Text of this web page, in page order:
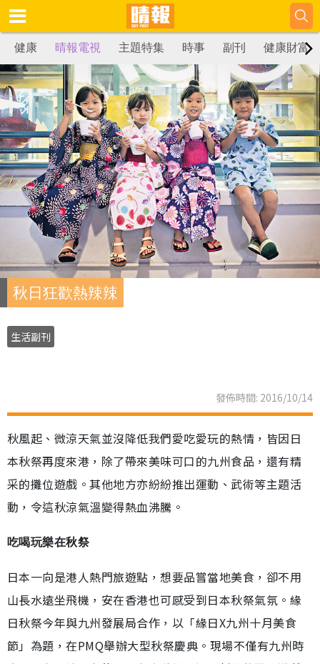
健康 晴報電視 主題特集 時事 副刊 健康財富
秋日狂歡熱辣辣
生活副刊
發佈時間: 2016/10/14
秋風起、微涼天氣並沒降低我們愛吃愛玩的熱情，皆因日
本秋祭再度來港，除了帶來美味可口的九州食品，還有精
采的攤位遊戲。其他地方亦紛紛推出運動、武術等主題活
動，令這秋涼氣溫變得熱血沸騰。
吃喝玩樂在秋祭
日本一向是港人熱門旅遊點，想要品嘗當地美食，卻不用
山長水遠坐飛機，安在香港也可感受到日本秋祭氣氛。緣
日秋祭今年與九州發展局合作，以「緣日X九州十月美食
節」為題，在PMQ舉辦大型秋祭慶典。現場不僅有九州時